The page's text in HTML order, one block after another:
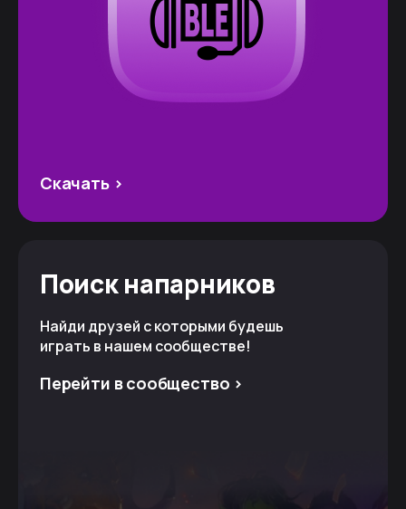
Скачать >
Поиск напарников
Найди друзей с которыми будешь
играть в нашем сообществе!
Перейти в сообщество >